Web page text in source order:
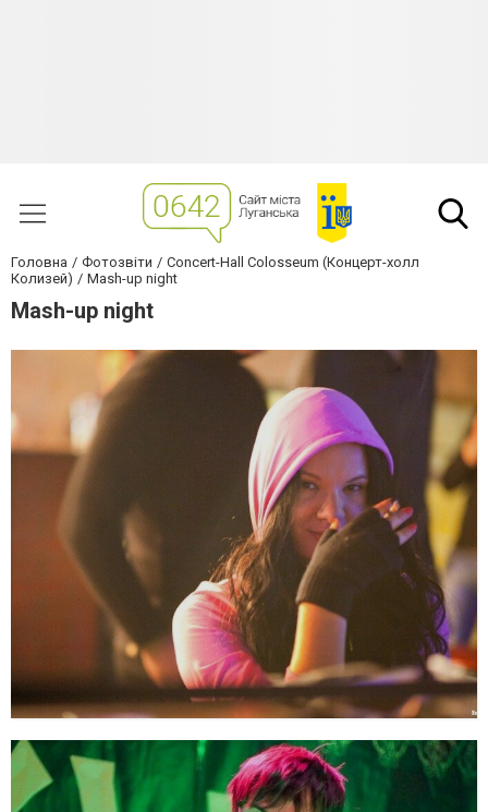
Головна Фотозвіти
Concert-Hall Colosseum (Концерт-холл
Колизей)
Mash-up night
Mash-up night